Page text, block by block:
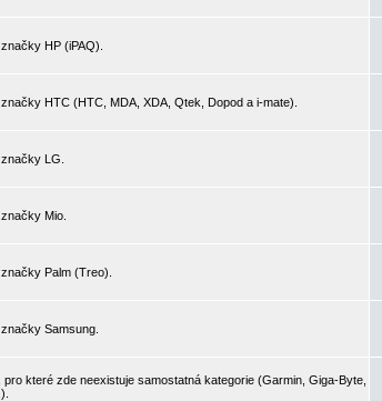
HP (iPAQ).
HTC (HTC, MDA, XDA, Qtek, Dopod a i-mate).
LG.
Mio.
Palm (Treo).
Samsung.
které zde neexistuje samostatná kategorie (Garmin, Giga-Byte,